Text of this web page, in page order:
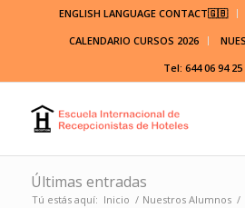
ENGLISH LANGUAGE CONTACT🇬🇧
CALENDARIO CURSOS 2026
Tel: 644 06 94 25
Últimas entradas
Tú estás aquí: Inicio / Nuestros Alumnos /